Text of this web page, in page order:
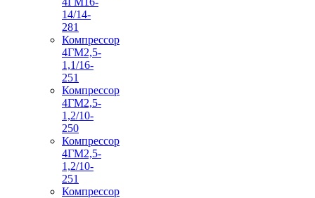
14/14-
281
Компрессор
4ГМ2,5-
1,1/16-
251
Компрессор
4ГМ2,5-
1,2/10-
250
Компрессор
4ГМ2,5-
1,2/10-
251
Компрессор